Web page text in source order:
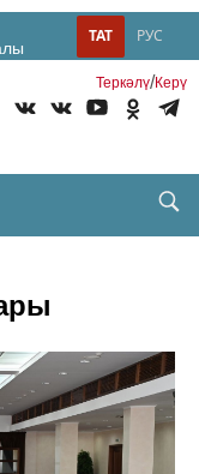
РУС
ТАТ
Теркəлү/Керү